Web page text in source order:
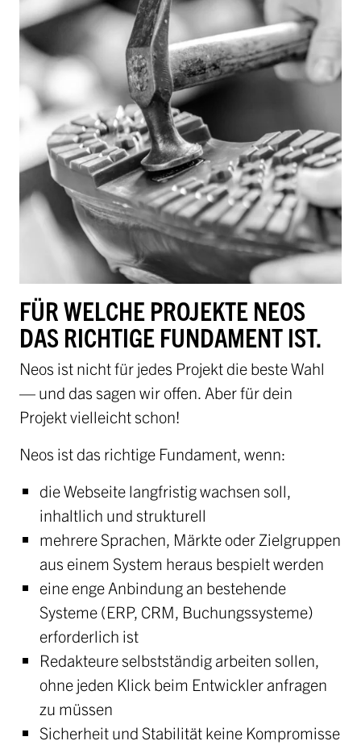
FÜR WELCHE PROJEKTE NEOS
DAS RICHTIGE FUNDAMENT IST.
Neos ist nicht für jedes Projekt die beste Wahl
— und das sagen wir offen. Aber für dein
Projekt vielleicht schon!
Neos ist das richtige Fundament, wenn:
die Webseite langfristig wachsen soll,
inhaltlich und strukturell
mehrere Sprachen, Märkte oder Zielgruppen
aus einem System heraus bespielt werden
eine enge Anbindung an bestehende
Systeme (ERP, CRM, Buchungssysteme)
erforderlich ist
Redakteure selbstständig arbeiten sollen,
ohne jeden Klick beim Entwickler anfragen
zu müssen
Sicherheit und Stabilität keine Kompromisse